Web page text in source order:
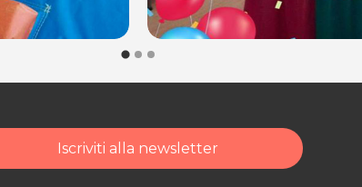
aposta@espevia.it.
Iscriviti alla newsletter